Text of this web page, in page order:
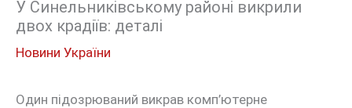
У Синельниківському районі викрили
двох крадіїв: деталі
Новини України
Один підозрюваний викрав комп’ютерне